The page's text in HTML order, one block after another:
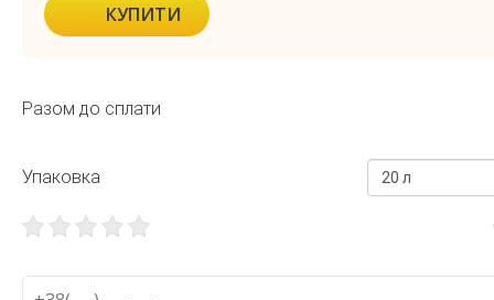
КУПИТИ
Разом до сплати
Упаковка 20 л